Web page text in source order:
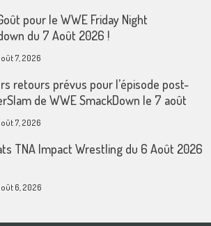
pour le WWE Friday Night
du 7 Août 2026 !
7, 2026
retours prévus pour l’épisode post-
de WWE SmackDown le 7 août
7, 2026
TNA Impact Wrestling du 6 Août 2026
6, 2026